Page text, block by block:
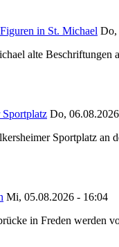
in St. Michael Do,
alte
Sportplatz Do,
Sportplatz an
Mi, 05.08.2026 - 16:04
in Freden werden